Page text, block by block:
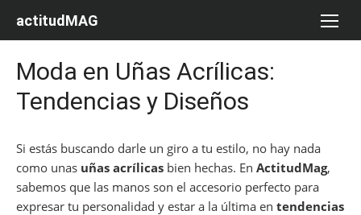
actitudMAG
Moda en Uñas Acrílicas:
Tendencias y Diseños
Si estás buscando darle un giro a tu estilo, no hay nada
como unas uñas acrílicas bien hechas. En ActitudMag,
sabemos que las manos son el accesorio perfecto para
expresar tu personalidad y estar a la última en tendencias